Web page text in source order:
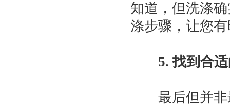
知道，但洗涤
涤步骤，让您
5. 找到合适
最后但并非